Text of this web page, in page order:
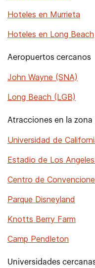
Hoteles en Murrieta
Hoteles en Long Beach
Aeropuertos cercanos
John Wayne (SNA)
Long Beach (LGB)
Atracciones en la zona
Universidad de
Estadio de Los
Centro de
Parque Disneyland
Knotts Berry Farm
Camp Pendleton
Universidades